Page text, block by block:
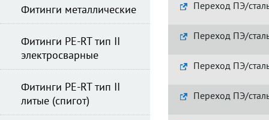
Переход ПЭ/
Переход ПЭ/
Переход ПЭ/
Переход ПЭ/
Фитинги металлические
Фитинги PE-RT тип II
электросварные
Фитинги PE-RT тип II
литые (спигот)